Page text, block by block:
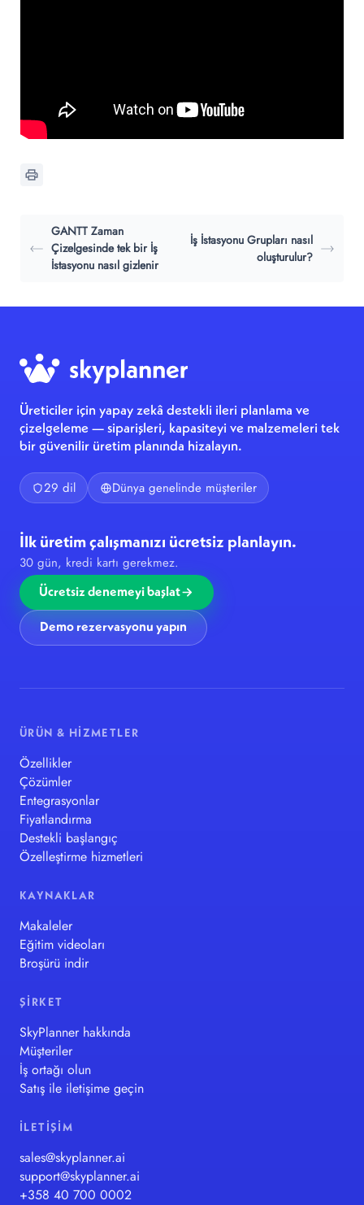
GANTT Zaman
Çizelgesinde tek bir İş
İstasyonu nasıl gizlenir
İş İstasyonu Grupları nasıl
oluşturulur?
Üreticiler için yapay zekâ destekli ileri planlama ve
çizelgeleme — siparişleri, kapasiteyi ve malzemeleri tek
bir güvenilir üretim planında hizalayın.
29 dil Dünya genelinde müşteriler
İlk üretim çalışmanızı ücretsiz planlayın.
30 gün, kredi kartı gerekmez.
Ücretsiz denemeyi başlat
Demo rezervasyonu yapın
ÜRÜN & HIZMETLER
Özellikler
Çözümler
Entegrasyonlar
Fiyatlandırma
Destekli başlangıç
Özelleştirme hizmetleri
KAYNAKLAR
Makaleler
Eğitim videoları
Broşürü indir
ŞIRKET
SkyPlanner hakkında
Müşteriler
İş ortağı olun
Satış ile iletişime geçin
İLETIŞIM
sales@skyplanner.ai
support@skyplanner.ai
+358 40 700 0002